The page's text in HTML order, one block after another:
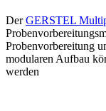
DerGERSTEL
Probenvorbereitung
modularen Aufbau
werden